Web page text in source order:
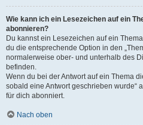
Wie kann ich ein Lesezeichen auf ein
abonnieren?
Du kannst ein Lesezeichen auf ein
du die entsprechende Option in den
normalerweise ober- und unterhalb des
befinden.
Wenn du bei der Antwort auf ein Thema
sobald eine Antwort geschrieben wurde“
für dich abonniert.
Nach oben